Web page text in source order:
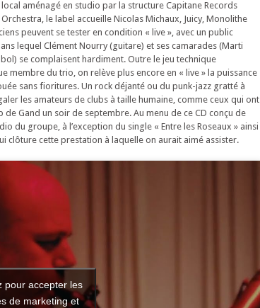
aménagé en studio par la structure Capitane Records
le label accueille Nicolas Michaux, Juicy, Monolithe
peuvent se tester en condition « live », avec un public
lequel Clément Nourry (guitare) et ses camarades (Marti
se complaisent hardiment. Outre le jeu technique
membre du trio, on relève plus encore en « live » la puissance
sans fioritures. Un rock déjanté ou du punk-jazz gratté à
les amateurs de clubs à taille humaine, comme ceux qui ont
de Gand un soir de septembre. Au menu de ce CD conçu de
du groupe, à l’exception du single « Entre les Roseaux » ainsi
clôture cette prestation à laquelle on aurait aimé assister.
pour accepter les
de marketing et